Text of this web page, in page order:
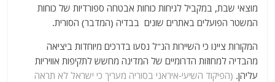
מוצאי שבת, במקביל לגיחות כוחות אבטחה ספורדיות של כוחות
המשטר הפועלים באתרים שונים בבדיה (המדבר) הסורית.
המקורות ציינו כי השיירות הנ"ל נסעו בדרכים מיוחדות ביציאה
מהבדיה למחוזות הדרומיים של המדינה מחשש לתקיפות אוויריות
עליהן. (הפיקוד השיעי-איראני בסוריה מעריך כי ישראל לא תראה